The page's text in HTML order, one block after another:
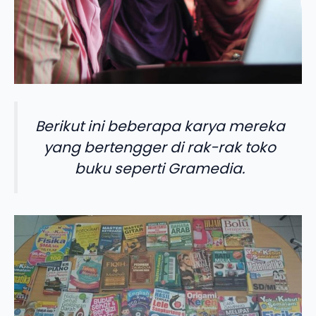
Berikut ini beberapa karya mereka
yang bertengger di rak-rak toko
buku seperti Gramedia.